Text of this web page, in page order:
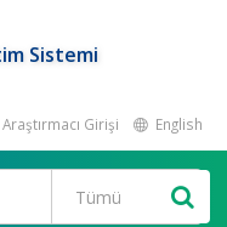
Sistemi
Araştırmacı Girişi English